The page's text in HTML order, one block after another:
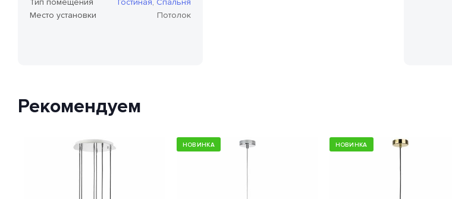
защиты внешней оболочки
устройства от попадания внутрь
частям девайса.
Место установки
Потолок
Рекомендуем
НОВИНКА НОВИНКА